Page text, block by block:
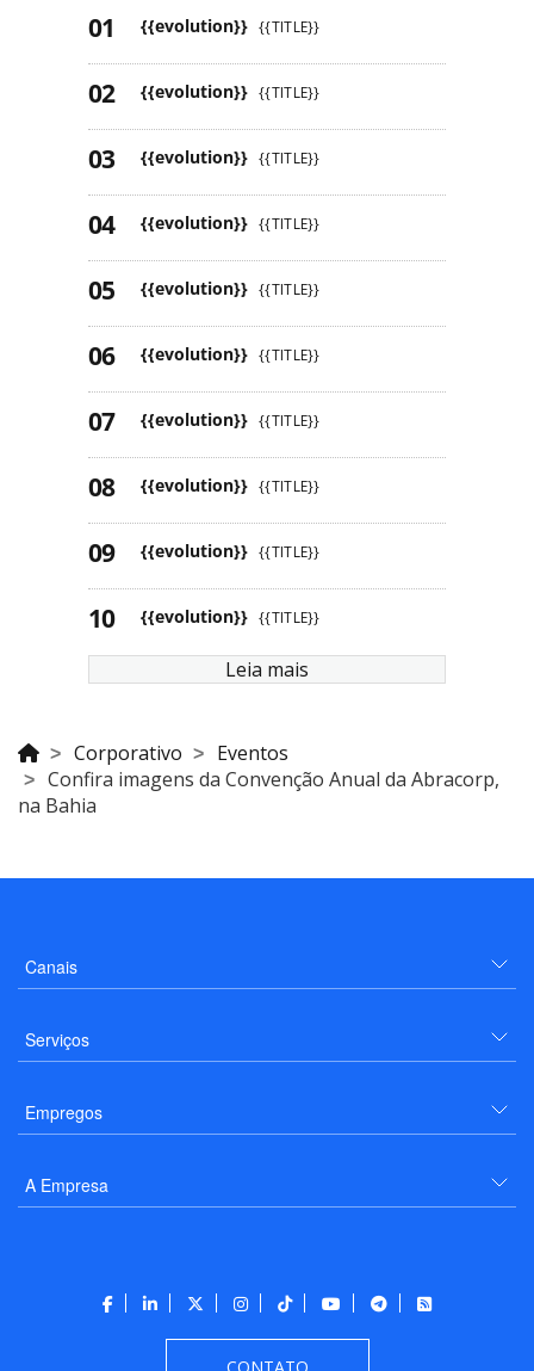
{{evolution}} {{TITLE}}
{{evolution}} {{TITLE}}
{{evolution}} {{TITLE}}
{{evolution}} {{TITLE}}
{{evolution}} {{TITLE}}
{{evolution}} {{TITLE}}
{{evolution}} {{TITLE}}
{{evolution}} {{TITLE}}
{{evolution}} {{TITLE}}
{{evolution}} {{TITLE}}
Leia mais
Corporativo
Eventos
Confira imagens da Convenção Anual da Abracorp,
na Bahia
Canais
Serviços
Empregos
A Empresa
CONTATO